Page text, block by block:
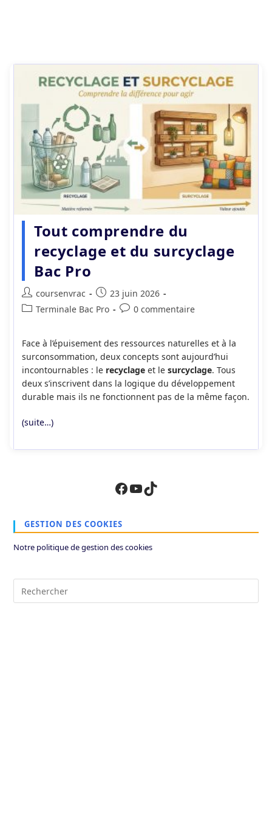
Tout comprendre du
recyclage et du surcyclage
Bac Pro
Auteur/autrice
de
coursenvrac
Publication
publiée :
23 juin 2026
PostTerminale Bac Pro
Commentaires
publication :
0 commentaire
Face à l’épuisement des ressources naturelles et à la
surconsommation, deux concepts sont aujourd’hui
incontournables : le recyclageet le surcyclage. Tous
deux s’inscrivent dans la logique du développement
durable mais ils ne fonctionnent pas de la même façon.
(suite…)
Facebook
YouTube
TikTok
GESTION DES COOKIES
Notre politique de gestion des cookies